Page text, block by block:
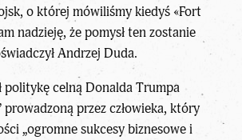
o której mówiliśmy kiedyś «Fort
nadzieję, że pomysł ten zostanie
Andrzej Duda.
politykę celną Donalda Trumpa
prowadzoną przez człowieka, który
„ogromne sukcesy biznesowe i